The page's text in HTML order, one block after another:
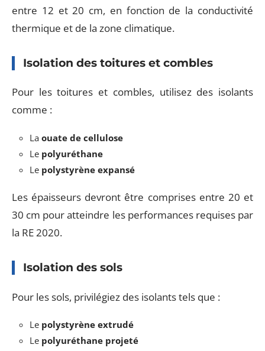
entre 12 et 20 cm, en fonction de la conductivité
thermique et de la zone climatique.
Isolation des toitures et combles
Pour les toitures et combles, utilisez des isolants
comme :
La ouate de cellulose
Le polyuréthane
Le polystyrène expansé
Les épaisseurs devront être comprises entre 20 et
30 cm pour atteindre les performances requises par
la RE 2020.
Isolation des sols
Pour les sols, privilégiez des isolants tels que :
Le polystyrène extrudé
Le polyuréthane projeté